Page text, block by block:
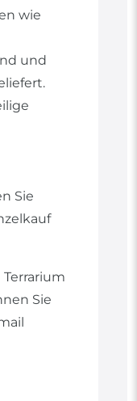
wie
und
Sie
Sie